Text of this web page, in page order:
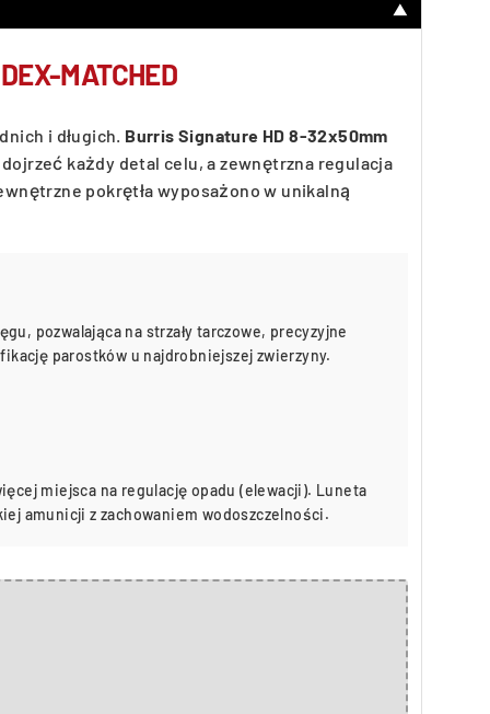
▼
MATCHED
i długich. Burris Signature HD 8-32x50mm
każdy detal celu, a zewnętrzna regulacja
pokrętła wyposażono w unikalną
pozwalająca na strzały tarczowe, precyzyjne
parostków u najdrobniejszej zwierzyny.
miejsca na regulację opadu (elewacji). Luneta
amunicji z zachowaniem wodoszczelności.